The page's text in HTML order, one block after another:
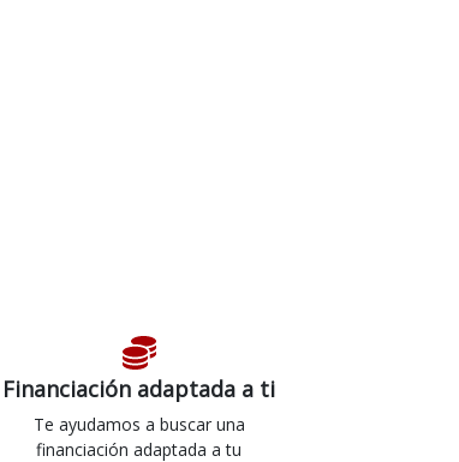
Financiación adaptada a ti
Te ayudamos a buscar una
financiación adaptada a tu